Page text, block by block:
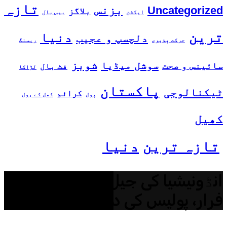
Uncategorized ایکشن بزنس بلاگز بیس بال
تازہ
ترین
حرکت پذیری دلچسپ و عجیب دنیا ریسنگ
سائینس و صحت سوشل میڈیا شوبز فٹ بال لڑاکا
ٹیکنالوجی پاکستان پول کرائم کھل کے بول
کھیل
تازہ ترین دنیا